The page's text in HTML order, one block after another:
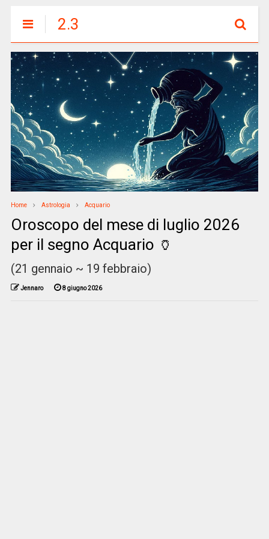
2.3
Home Astrologia Acquario
Oroscopo del mese di luglio 2026
per il segno Acquario 🏺
(21 gennaio ~ 19 febbraio)
Jennaro 8 giugno 2026